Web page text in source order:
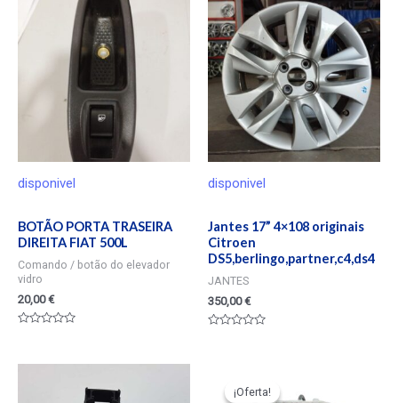
disponivel
BOTÃO PORTA TRASEIRA
DIREITA FIAT 500L
Comando / botão do elevador
vidro
20,00€
de
disponivel
Jantes 17” 4×108 originais
Citroen
DS5,berlingo,partner,c4,ds4
JANTES
350,00€
¡Oferta!
¡Oferta!